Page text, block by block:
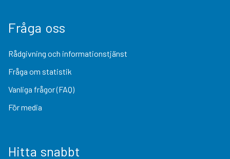
Fråga oss
Rådgivning och informationstjänst
Fråga om statistik
Vanliga frågor (FAQ)
För media
Hitta snabbt